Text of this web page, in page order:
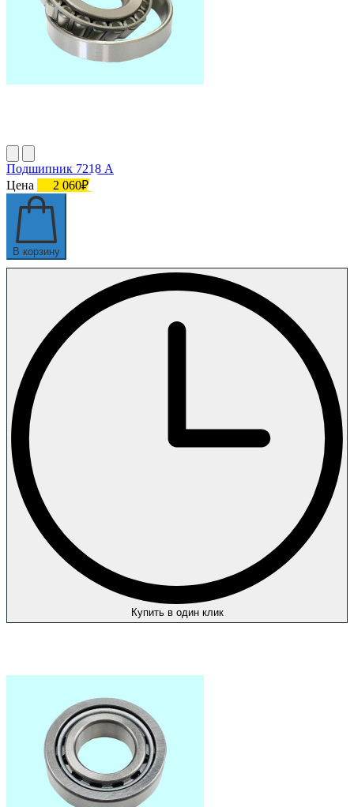
Подшипник 7218 А
Цена
2 060₽
В корзину
Купить в один клик